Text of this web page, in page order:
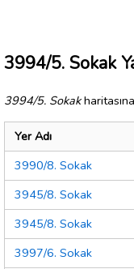
3994/5. Sokak
3994/5. Sokak
Yer Adı
3990/8. Sokak
3945/8. Sokak
3945/8. Sokak
3997/6. Sokak